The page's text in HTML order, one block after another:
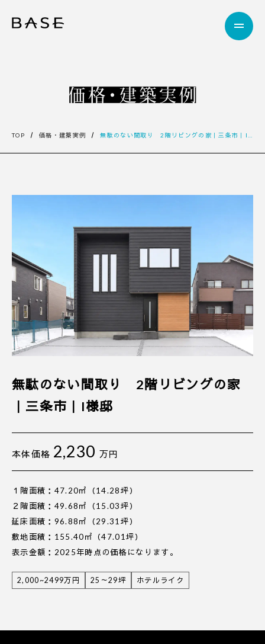
TOP 価格・建築実例
無駄のない間取り 2階リビングの家
｜三条市｜I様邸
本体価格 2,230 万円
１階面積：47.20㎡（14.28坪）
２階面積：49.68㎡（15.03坪）
延床面積：96.88㎡（29.31坪）
敷地面積：155.40㎡（47.01坪）
表示金額：2025年時点の価格になります。
2,000~2499万円 25～29坪 ホテルライク